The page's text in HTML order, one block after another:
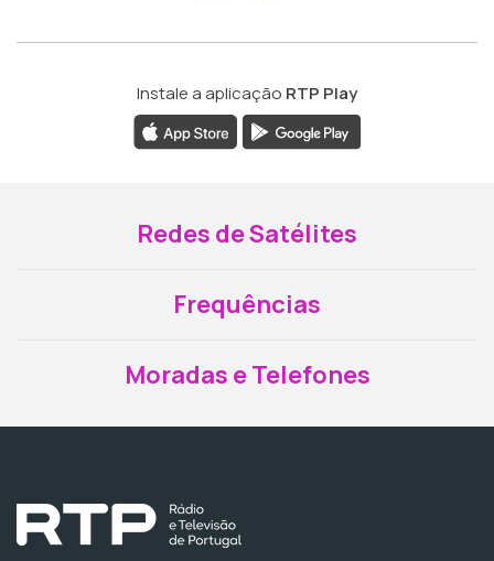
Instale a aplicação RTP Play
Redes de Satélites
Frequências
Moradas e Telefones